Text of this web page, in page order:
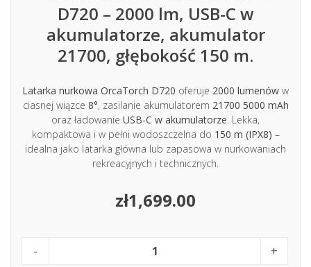
D720 – 2000 lm, USB-C w
akumulatorze, akumulator
21700, głębokość 150 m.
Latarka nurkowa OrcaTorch D720 oferuje 2000 lumenów w
ciasnej wiązce 8°, zasilanie akumulatorem 21700 5000 mAh
oraz ładowanie USB-C w akumulatorze. Lekka,
kompaktowa i w pełni wodoszczelna do 150 m (IPX8) –
idealna jako latarka główna lub zapasowa w nurkowaniach
rekreacyjnych i technicznych.
zł1,699.00
- +